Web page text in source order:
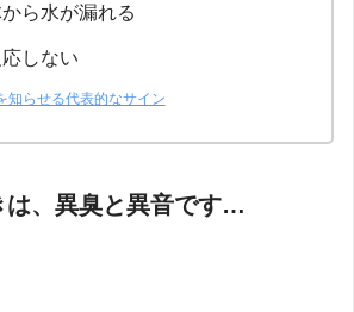
ら水が漏れる
しない
知らせる代表的なサイン
は、異臭と異音です…